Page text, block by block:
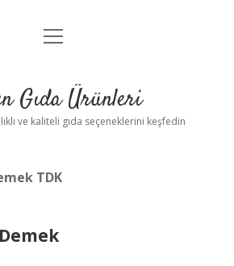
Anasayfa
Yasal Uyarı
menüyü
Gıda Ürünleri
ve kaliteli gıda seçeneklerini keşfedin
TDK